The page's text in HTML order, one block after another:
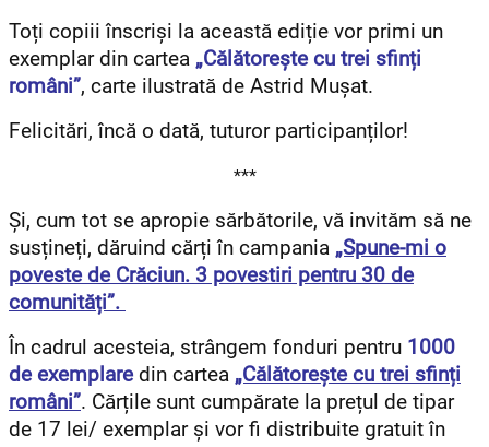
Toți copiii înscriși la această ediție vor primi un
exemplar din cartea „Călătorește cu trei sfinți
români”, carte ilustrată de Astrid Mușat.
Felicitări, încă o dată, tuturor participanților!
***
Și, cum tot se apropie sărbătorile, vă invităm să ne
susțineți, dăruind cărți în campania „Spune-mi o
poveste de Crăciun. 3 povestiri pentru 30 de
comunități”.
În cadrul acesteia, strângem fonduri pentru 1000
de exemplaredin cartea „Călătorește cu trei sfinți
români”. Cărțile sunt cumpărate la prețul de tipar
de 17 lei/ exemplar și vor fi distribuite gratuit în